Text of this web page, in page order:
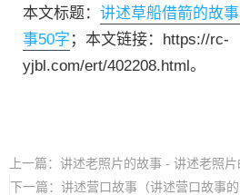
本文标题： 讲述草船借箭的故
事50字 ；本文链接：https://rc-
yjbl.com/ert/402208.html。
上一篇： 讲述老照片的故事 - 讲述老照
下一篇： 讲述营口故事（讲述营口故事的